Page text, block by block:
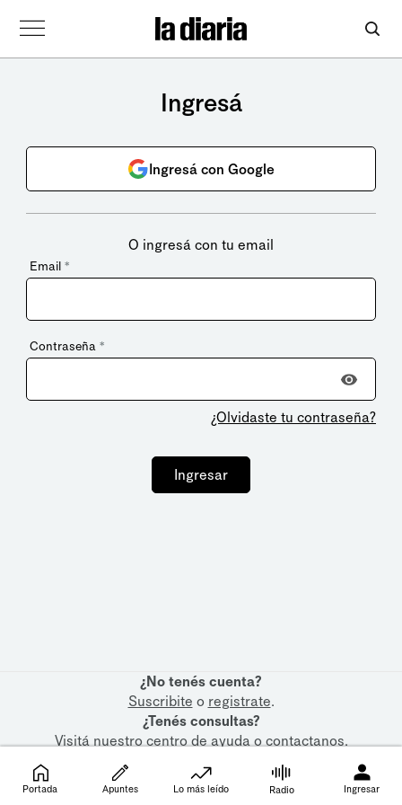
Ingresá
Ingresá con Google
O ingresá con tu email
Email *
Contraseña *
¿Olvidaste tu contraseña?
Ingresar
¿No tenés cuenta?
Suscribite o registrate.
¿Tenés consultas?
Visitá nuestrocentro de ayudaocontactanos.
Portada Apuntes Lo más leído Radio Ingresar